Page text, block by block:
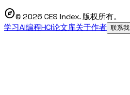
explore© 2026 CES Index. 版权所有。
学习AI编程HCI论文库关于作者 联系我